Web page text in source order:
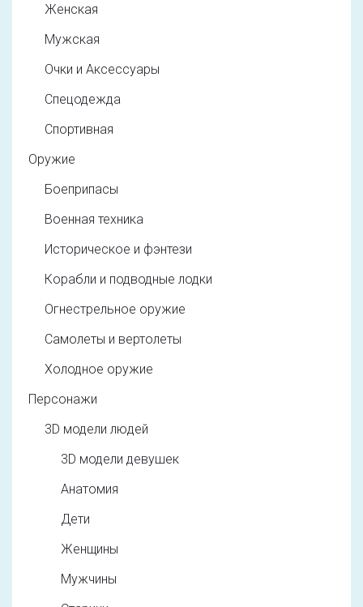
Женская
Мужская
Очки и Аксессуары
Спецодежда
Спортивная
Оружие
Боеприпасы
Военная техника
Историческое и фэнтези
Корабли и подводные лодки
Огнестрельное оружие
Самолеты и вертолеты
Холодное оружие
Персонажи
3D модели людей
3D модели девушек
Анатомия
Дети
Женщины
Мужчины